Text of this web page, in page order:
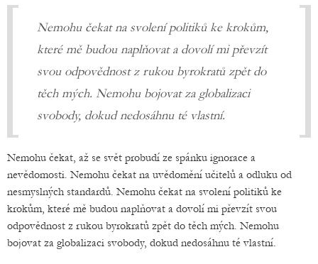
Nemohu čekat na svolení politiků ke krokům,
které mě budou naplňovat a dovolí mi převzít
svou odpovědnost z rukou byrokratů zpět do
těch mých. Nemohu bojovat za globalizaci
svobody, dokud nedosáhnu té vlastní.
Nemohu čekat, až se svět probudí ze spánku ignorace a
nevědomosti. Nemohu čekat na uvědomění učitelů a odluku od
nesmyslných standardů. Nemohu čekat na svolení politiků ke
krokům, které mě budou naplňovat a dovolí mi převzít svou
odpovědnost z rukou byrokratů zpět do těch mých. Nemohu
bojovat za globalizaci svobody, dokud nedosáhnu té vlastní.